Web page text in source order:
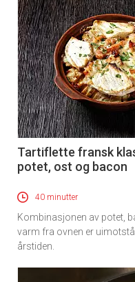
Tartiflette fransk
potet, ost og bacon
40 minutter
Kombinasjonen av potet,
varm fra ovnen er
årstiden.